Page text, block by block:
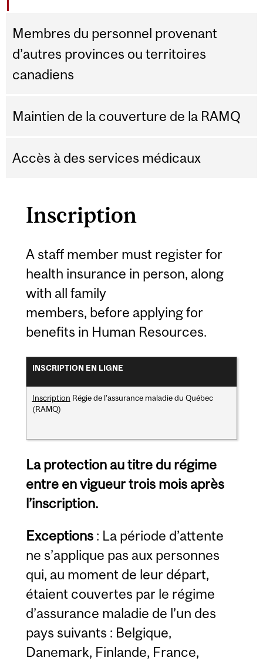
Membres du personnel provenant
d’autres provinces ou territoires
canadiens
Maintien de la couverture de la RAMQ
Accès à des services médicaux
Inscription
A staff member must register for
health insurance in person, along
with all family
members, before applying for
benefits in Human Resources.
INSCRIPTION EN LIGNE
Inscription Régie de l’assurance maladie du Québec
(RAMQ)
La protection au titre du régime
entre en vigueur trois mois après
l’inscription.
Exceptions: La période d’attente
ne s’applique pas aux personnes
qui, au moment de leur départ,
étaient couvertes par le régime
d’assurance maladie de l’un des
pays suivants : Belgique,
Danemark, Finlande, France,